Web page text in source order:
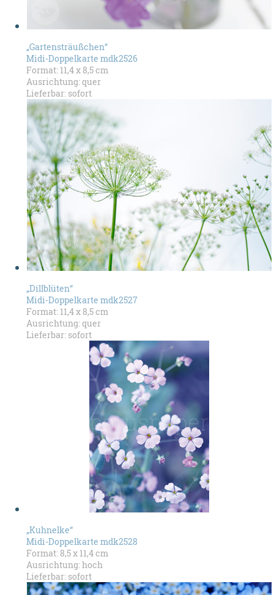
„Gartensträußchen“
Midi-Doppelkarte mdk2526
Format: 11,4 x 8,5 cm
Ausrichtung: quer
Lieferbar: sofort
„Dillblüten“
Midi-Doppelkarte mdk2527
Format: 11,4 x 8,5 cm
Ausrichtung: quer
Lieferbar: sofort
„Kuhnelke“
Midi-Doppelkarte mdk2528
Format: 8,5 x 11,4 cm
Ausrichtung: hoch
Lieferbar: sofort